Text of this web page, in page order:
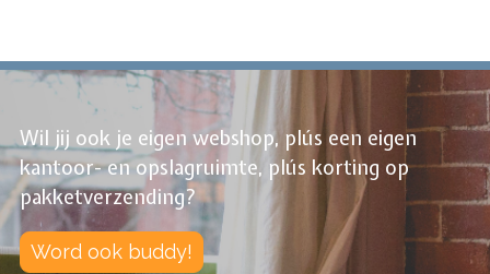
Wil jij ook je eigen webshop, plús een eigen
kantoor- en opslagruimte, plús korting op
pakketverzending?
Word ook buddy!